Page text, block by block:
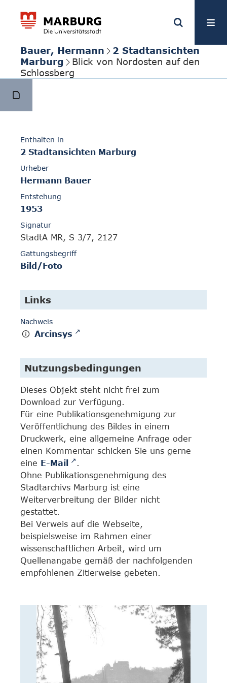
Bauer, Hermann
2 Stadtansichten
Marburg
Blick von Nordosten auf den
Schlossberg
Enthalten in
2 Stadtansichten Marburg
Urheber
Hermann Bauer
Entstehung
1953
Signatur
StadtA MR, S 3/7, 2127
Gattungsbegriff
Bild/Foto
Links
Nachweis
Arcinsys
Nutzungsbedingungen
Dieses Objekt steht nicht frei zum
Download zur Verfügung.
Für eine Publikationsgenehmigung zur
Veröffentlichung des Bildes in einem
Druckwerk, eine allgemeine Anfrage oder
einen Kommentar schicken Sie uns gerne
eine E-Mail
.
Ohne Publikationsgenehmigung des
Stadtarchivs Marburg ist eine
Weiterverbreitung der Bilder nicht
gestattet.
Bei Verweis auf die Webseite,
beispielsweise im Rahmen einer
wissenschaftlichen Arbeit, wird um
Quellenangabe gemäß der nachfolgenden
empfohlenen Zitierweise gebeten.